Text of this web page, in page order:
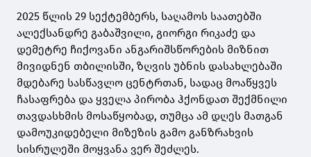
2025 წლის 29 სექტემბერს, საღამოს საათებში
ალექსანდრე გაბაშვილი, გიორგი რიკაძე და
დემეტრე ჩიქოვანი ანგარიშსწორების მიზნით
მივიდნენ თბილისში, ზღვის უბნის დასახლებაში
მდებარე სასწავლო ცენტრთან, სადაც მოაწყვეს
ჩასაფრება და ყველა პირობა ჰქონდათ შექმნილი
თავდასხმის მოსაწყობად, თუმცა ამ დღეს მათგან
დამოუკიდებელი მიზეზის გამო განზრახვის
სისრულეში მოყვანა ვერ შეძლეს.